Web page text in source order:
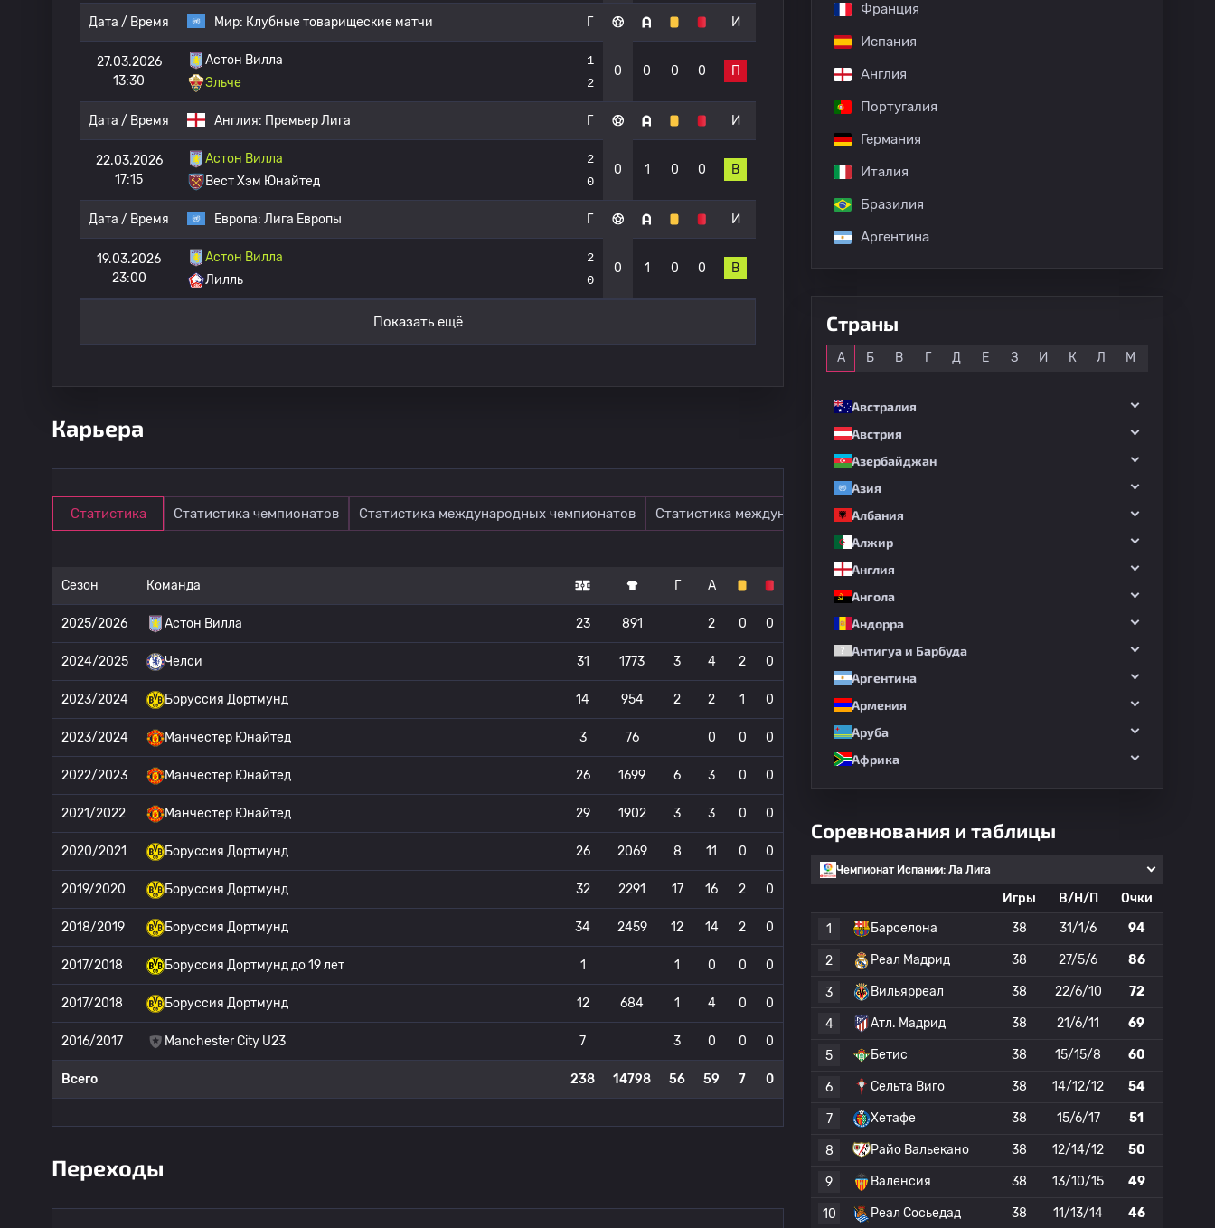
Дата / Время Мир: Клубные товарищеские матчи Г И
27.03.2026
13:30
Астон Вилла
Эльче
1
2
0 0 0 0 П
Дата / Время Англия: Премьер Лига Г И
22.03.2026
17:15
Астон Вилла
Вест Хэм Юнайтед
2
0
0 1 0 0 В
Дата / Время Европа: Лига Европы Г И
19.03.2026
23:00
Астон Вилла
Лилль
2
0
0 1 0 0 В
Показать ещё
Карьера
Статистика Статистика чемпионатов Статистика международных чемпионатов Статистика международных матчей
Сезон Команда Г А
2025/2026 Астон Вилла 23 891 2 0 0
2024/2025 Челси 31 1773 3 4 2 0
2023/2024 Боруссия Дортмунд 14 954 2 2 1 0
2023/2024 Манчестер Юнайтед 3 76 0 0 0
2022/2023 Манчестер Юнайтед 26 1699 6 3 0 0
2021/2022 Манчестер Юнайтед 29 1902 3 3 0 0
2020/2021 Боруссия Дортмунд 26 2069 8 11 0 0
2019/2020 Боруссия Дортмунд 32 2291 17 16 2 0
2018/2019 Боруссия Дортмунд 34 2459 12 14 2 0
2017/2018 Боруссия Дортмунд до 19 лет 1 1 0 0 0
2017/2018 Боруссия Дортмунд 12 684 1 4 0 0
2016/2017 Manchester City U23 7 3 0 0 0
Всего 238 14798 56 59 7 0
Переходы
Франция
Испания
Англия
Португалия
Германия
Италия
Бразилия
Аргентина
Страны
А Б В Г Д Е З И К Л М
Австралия
Австрия
Азербайджан
Азия
Албания
Алжир
Англия
Ангола
Андорра
Антигуа и Барбуда
Аргентина
Армения
Аруба
Африка
Соревнования и таблицы
Чемпионат Испании: Ла Лига
Игры В/Н/П
Очки
1
Барселона 38 31/1/6 94
2 Реал Мадрид 38 27/5/6 86
3 Вильярреал 38 22/6/10 72
4 Атл. Мадрид 38 21/6/11 69
5 Бетис 38 15/15/8 60
6 Сельта Виго 38 14/12/12 54
7 Хетафе 38 15/6/17 51
8 Райо Вальекано 38 12/14/12 50
9 Валенсия 38 13/10/15 49
10 Реал Сосьедад 38 11/13/14 46